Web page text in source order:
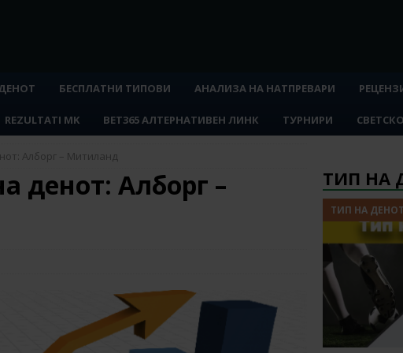
БЕСПЛАТНИ ТИПОВИ АНАЛИЗА НА НАТПРЕВАРИ
REZULTATI MK BET365 АЛТЕРНАТИВЕН ЛИНК ТУРНИРИ
Алборг – Митиланд
денот: Алборг –
ТИП НА
ТИП НА ДЕНОТ